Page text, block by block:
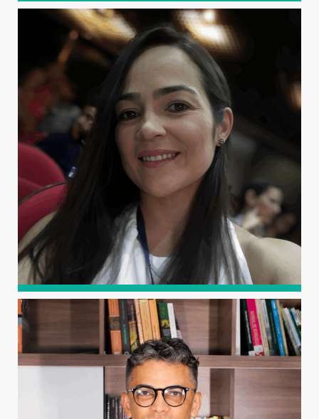
MARCOS DENILSON
BARBOSA DOS SANTOS
Graduado em Ciência e Tecnologia (UFERSA, 2018) e em
Engenharia Civil (UFERSA, 2020), com especialização em
Construção Civil: Residenciais, Industriais e Especiais.
MARIA JOSICLEIDE FELIPE
GUEDES
Graduada em Engenharia Civil (UFCG, 2006), mestre em
Engenharia Civil e Ambiental, com ênfase em Engenharia
Hidráulica (UFCG, 2009), e doutora em Recursos Naturais